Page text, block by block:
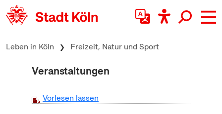
zum Inhalt springen
Leben in Köln Freizeit, Natur und Sport
Veranstaltungen
Vorlesen lassen